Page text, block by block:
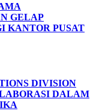
GELAP
KANTOR PUSAT
DIVISION
DALAM